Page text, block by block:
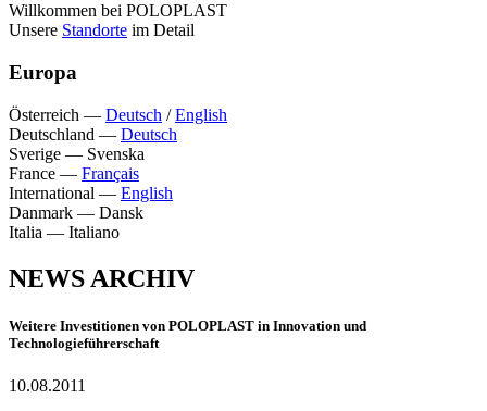
Willkommen bei POLOPLAST
Unsere Standorte im Detail
Europa
Österreich — Deutsch /English
Deutschland — Deutsch
Sverige — Svenska
France — Français
International — English
Danmark — Dansk
Italia — Italiano
NEWS ARCHIV
Weitere Investitionen von POLOPLAST in Innovation und
Technologieführerschaft
10.08.2011